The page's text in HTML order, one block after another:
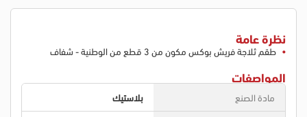
نظرة عامة
طقم ثلاجة فريش بوكس مكون من 3 قطع من الوطنية - شفاف
المواصفات
مادة الصنع
بلاستيك